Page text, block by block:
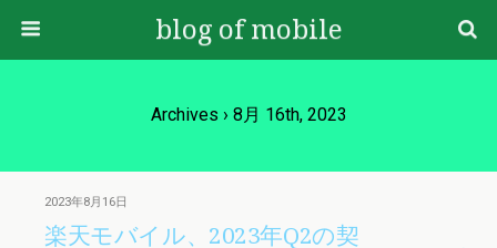
blog of mobile
Archives › 8月 16th, 2023
2023年8月16日
楽天モバイル、2023年Q2の契